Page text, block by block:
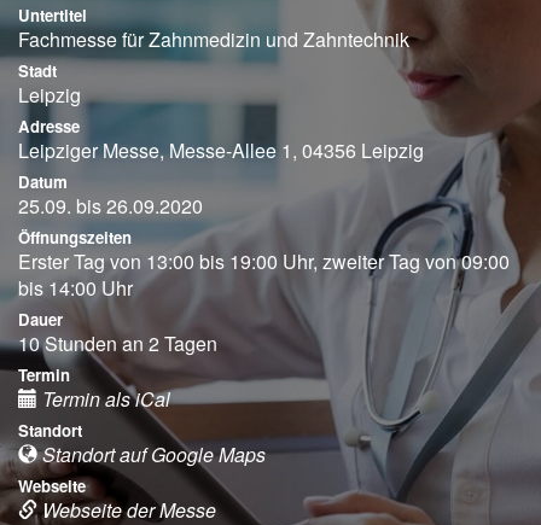
Untertitel
Fachmesse für Zahnmedizin und Zahntechnik
Stadt
Leipzig
Adresse
Leipziger Messe, Messe-Allee 1, 04356 Leipzig
Datum
25.09. bis 26.09.2020
Öffnungszeiten
Erster Tag von 13:00 bis 19:00 Uhr, zweiter Tag von 09:00
bis 14:00 Uhr
Dauer
10 Stunden an 2 Tagen
Termin
Termin als iCal
Standort
Standort auf Google Maps
Webseite
Webseite der Messe